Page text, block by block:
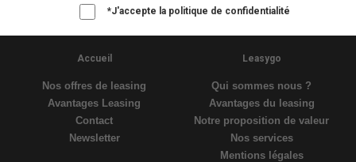
*J'accepte la politique de confidentialité
Accueil
Nos offres de leasing
Avantages Leasing
Contact
Newsletter
Leasygo
Qui sommes nous ?
Avantages du leasing
Notre proposition de valeur
Nos services
Mentions légales